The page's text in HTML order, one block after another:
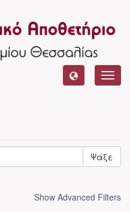
Ψάξε
Show Advanced Filters